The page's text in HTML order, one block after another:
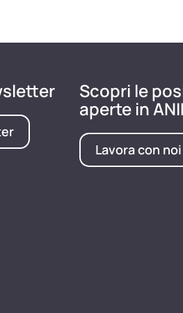
Scopri le
aperte in
Lavora con noi